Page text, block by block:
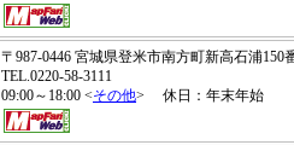
〒987-0446 宮城県登米市南方町新高石浦
TEL.0220-58-3111
09:00～18:00 <その他> 休日：年末年始